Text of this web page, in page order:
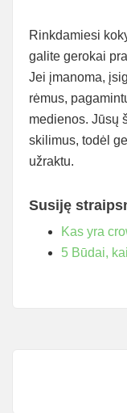
Rinkdamiesi
galite gerokai
Jei įmanoma,
rėmus,
medienos. Jūsų
skilimus, todėl
užraktu.
Susiję
Kas yra
5 Būdai,